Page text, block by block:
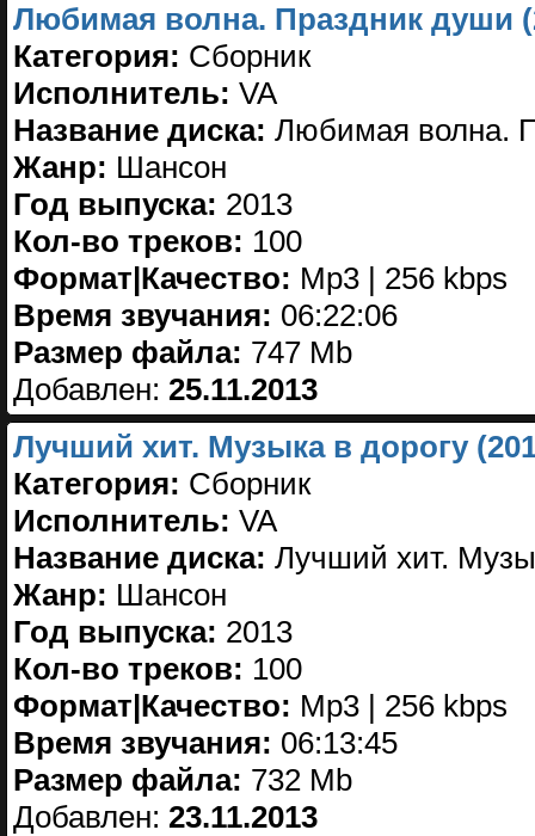
Любимая волна. Праздник души
Категория: Сборник
Исполнитель: VA
Название диска: Любимая волна.
Жанр: Шансон
Год выпуска: 2013
Кол-во треков: 100
Формат|Качество: Mp3 | 256 kbps
Время звучания: 06:22:06
Размер файла: 747 Mb
Добавлен: 25.11.2013
Лучший хит. Музыка в дорогу
Категория: Сборник
Исполнитель: VA
Название диска: Лучший хит.
Жанр: Шансон
Год выпуска: 2013
Кол-во треков: 100
Формат|Качество: Mp3 | 256 kbps
Время звучания: 06:13:45
Размер файла: 732 Mb
Добавлен: 23.11.2013